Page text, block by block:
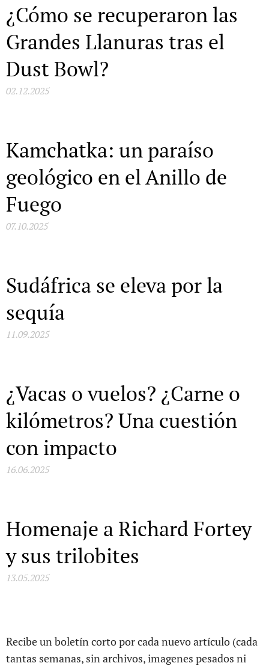
¿Cómo se recuperaron las
Grandes Llanuras tras el
Dust Bowl?
02.12.2025
Kamchatka: un paraíso
geológico en el Anillo de
Fuego
07.10.2025
Sudáfrica se eleva por la
sequía
11.09.2025
¿Vacas o vuelos? ¿Carne o
kilómetros? Una cuestión
con impacto
16.06.2025
Homenaje a Richard Fortey
y sus trilobites
13.05.2025
Recibe un boletín corto por cada nuevo artículo (cada
tantas semanas, sin archivos, imagenes pesados ni